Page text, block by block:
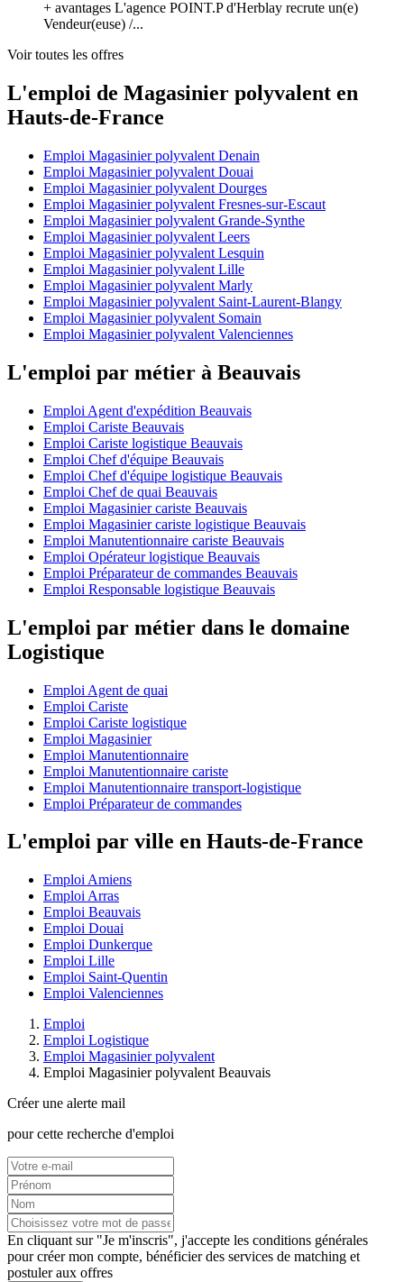
+ avantages L'agence POINT.P d'Herblay recrute un(e)
Vendeur(euse) /...
Voir toutes les offres
L'emploi de Magasinier polyvalent en
Hauts-de-France
Emploi Magasinier polyvalent Denain
Emploi Magasinier polyvalent Douai
Emploi Magasinier polyvalent Dourges
Emploi Magasinier polyvalent Fresnes-sur-Escaut
Emploi Magasinier polyvalent Grande-Synthe
Emploi Magasinier polyvalent Leers
Emploi Magasinier polyvalent Lesquin
Emploi Magasinier polyvalent Lille
Emploi Magasinier polyvalent Marly
Emploi Magasinier polyvalent Saint-Laurent-Blangy
Emploi Magasinier polyvalent Somain
Emploi Magasinier polyvalent Valenciennes
L'emploi par métier à Beauvais
Emploi Agent d'expédition Beauvais
Emploi Cariste Beauvais
Emploi Cariste logistique Beauvais
Emploi Chef d'équipe Beauvais
Emploi Chef d'équipe logistique Beauvais
Emploi Chef de quai Beauvais
Emploi Magasinier cariste Beauvais
Emploi Magasinier cariste logistique Beauvais
Emploi Manutentionnaire cariste Beauvais
Emploi Opérateur logistique Beauvais
Emploi Préparateur de commandes Beauvais
Emploi Responsable logistique Beauvais
L'emploi par métier dans le domaine
Logistique
Emploi Agent de quai
Emploi Cariste
Emploi Cariste logistique
Emploi Magasinier
Emploi Manutentionnaire
Emploi Manutentionnaire cariste
Emploi Manutentionnaire transport-logistique
Emploi Préparateur de commandes
L'emploi par ville en Hauts-de-France
Emploi Amiens
Emploi Arras
Emploi Beauvais
Emploi Douai
Emploi Dunkerque
Emploi Lille
Emploi Saint-Quentin
Emploi Valenciennes
Emploi
Emploi Logistique
Emploi Magasinier polyvalent
Emploi Magasinier polyvalent Beauvais
Créer une alerte mail
pour cette recherche d'emploi
En cliquant sur "Je m'inscris", j'accepte les conditions générales
pour créer mon compte, bénéficier des services de matching et
postuler aux offres